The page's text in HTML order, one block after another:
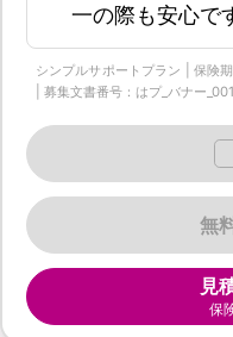
一の際も安心で
シンプルサポートプラン | 保険
| 募集文書番号：はプ_バナー
無
見
保